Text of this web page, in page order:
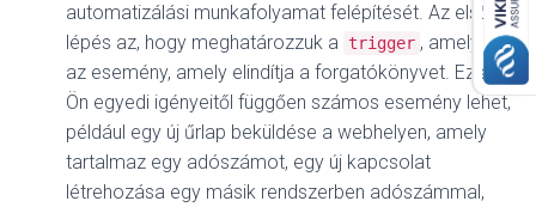
automatizálási munkafolyamat felépítését. Az első
lépés az, hogy meghatározzuk a trigger , amely az
az esemény, amely elindítja a forgatókönyvet. Ez az
Ön egyedi igényeitől függően számos esemény lehet,
például egy új űrlap beküldése a webhelyen, amely
tartalmaz egy adószámot, egy új kapcsolat
létrehozása egy másik rendszerben adószámmal,